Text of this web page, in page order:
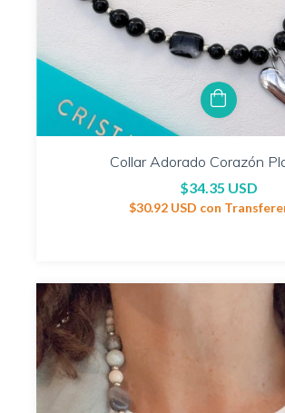
Collar Adorado Corazón
$34.35 USD
$30.92 USD con